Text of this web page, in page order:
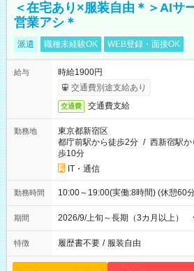
＜在宅あり×服装自由＊＞AIサ
営業アシ＊
派遣 職種未経験OK WEB登録・面接OK
給与
時給1900円
交通費別途支給あり
交通費 交通費支給
勤務地
東京都新宿区
都庁前駅から徒歩2分 / 西新宿駅
歩10分
IT・通信
勤務時間 10:00～19:00(実働:8時間) (休憩60
期間 2026/9/上旬～長期（3カ月以上）
特徴 履歴書不要 / 服装自由